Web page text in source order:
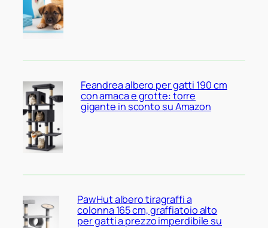
Feandrea albero per gatti 190 cm
con amaca e grotte: torre
gigante in sconto su Amazon
PawHut albero tiragraffi a
colonna 165 cm, graffiatoio alto
per gatti a prezzo imperdibile su